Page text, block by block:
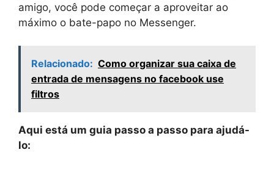
amigo, você pode começar a aproveitar ao
máximo o bate-papo no Messenger.
Relacionado: Como organizar sua caixa de
entrada de mensagens no facebook use
filtros
Aqui está um guia passo a passo para ajudá-
lo: